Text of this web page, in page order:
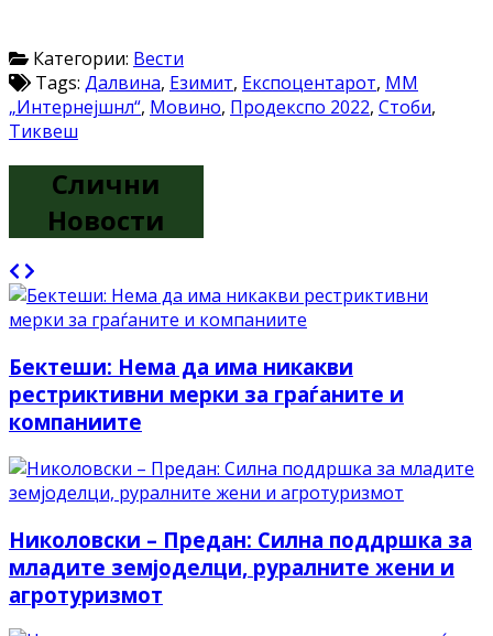
Категории: Вести
Tags: Далвина, Езимит, Експоцентарот, ММ
„Интернејшнл“, Мовино, Продекспо 2022, Стоби,
Тиквеш
Слични
Новости
Бектеши: Нема да има никакви
рестриктивни мерки за граѓаните и
компаниите
Николовски – Предан: Силна поддршка за
младите земјоделци, руралните жени и
агротуризмот